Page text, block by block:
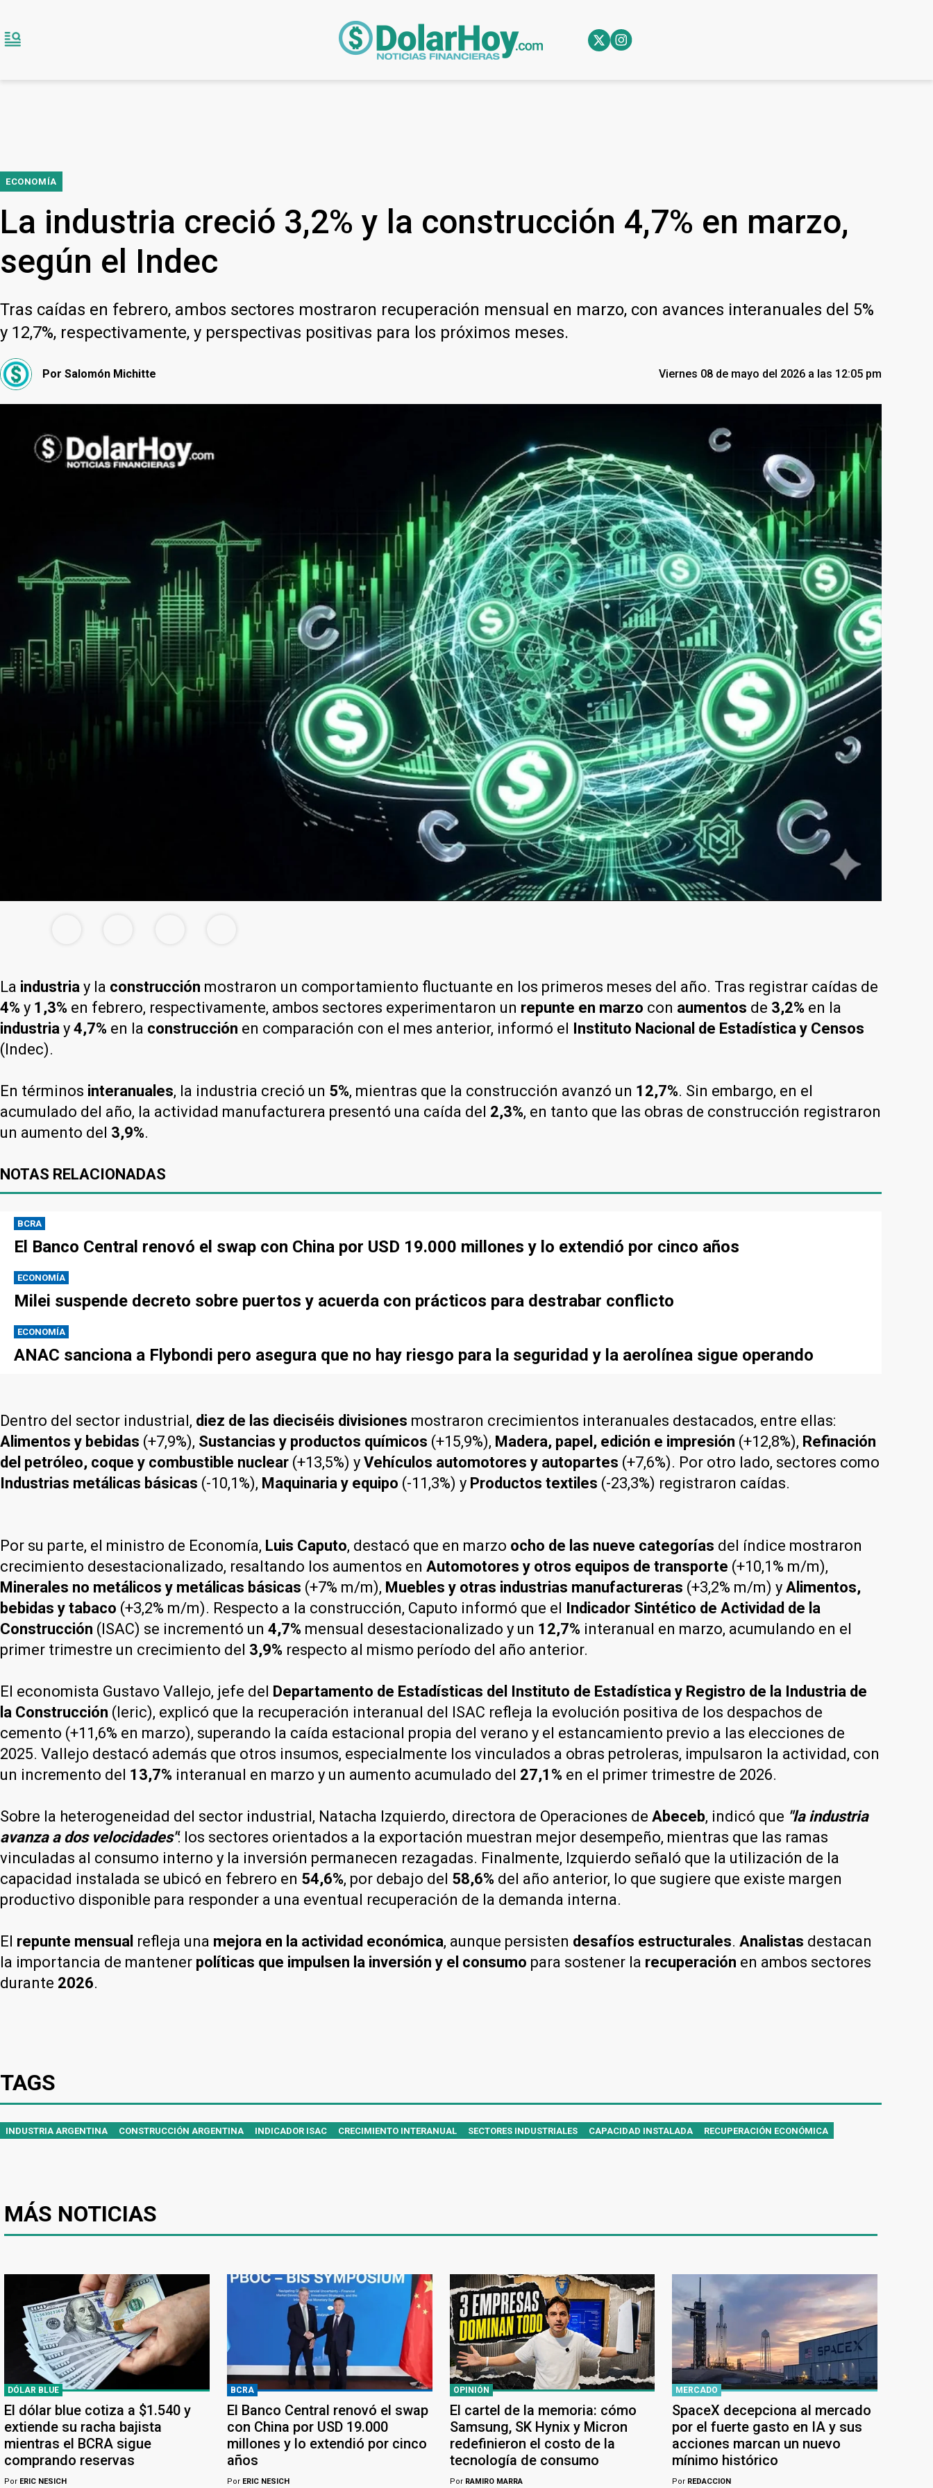
ECONOMÍA
La industria creció 3,2% y la construcción 4,7% en marzo,
según el Indec
Tras caídas en febrero, ambos sectores mostraron recuperación mensual en marzo, con avances interanuales del 5%
y 12,7%, respectivamente, y perspectivas positivas para los próximos meses.
Por Salomón Michitte Viernes 08 de mayo del 2026 a las 12:05 pm
La industria y la construcción mostraron un comportamiento fluctuante en los primeros meses del año. Tras registrar caídas de
4% y 1,3% en febrero, respectivamente, ambos sectores experimentaron un repunte en marzo con aumentos de 3,2% en la
industria y 4,7% en la construcción en comparación con el mes anterior, informó el Instituto Nacional de Estadística y Censos
(Indec).
En términos interanuales, la industria creció un 5%, mientras que la construcción avanzó un 12,7%. Sin embargo, en el
acumulado del año, la actividad manufacturera presentó una caída del 2,3%, en tanto que las obras de construcción registraron
un aumento del 3,9%.
NOTAS RELACIONADAS
BCRA
El Banco Central renovó el swap con China por USD 19.000 millones y lo extendió por cinco años
ECONOMÍA
Milei suspende decreto sobre puertos y acuerda con prácticos para destrabar conflicto
ECONOMÍA
ANAC sanciona a Flybondi pero asegura que no hay riesgo para la seguridad y la aerolínea sigue operando
Dentro del sector industrial, diez de las dieciséis divisiones mostraron crecimientos interanuales destacados, entre ellas:
Alimentos y bebidas (+7,9%), Sustancias y productos químicos (+15,9%), Madera, papel, edición e impresión (+12,8%), Refinación
del petróleo, coque y combustible nuclear (+13,5%) y Vehículos automotores y autopartes (+7,6%). Por otro lado, sectores como
Industrias metálicas básicas (-10,1%), Maquinaria y equipo (-11,3%) y Productos textiles (-23,3%) registraron caídas.
Por su parte, el ministro de Economía, Luis Caputo, destacó que en marzo ocho de las nueve categorías del índice mostraron
crecimiento desestacionalizado, resaltando los aumentos en Automotores y otros equipos de transporte (+10,1% m/m),
Minerales no metálicos y metálicas básicas (+7% m/m), Muebles y otras industrias manufactureras (+3,2% m/m) y Alimentos,
bebidas y tabaco (+3,2% m/m). Respecto a la construcción, Caputo informó que el Indicador Sintético de Actividad de la
Construcción (ISAC) se incrementó un 4,7% mensual desestacionalizado y un 12,7% interanual en marzo, acumulando en el
primer trimestre un crecimiento del 3,9% respecto al mismo período del año anterior.
El economista Gustavo Vallejo, jefe del Departamento de Estadísticas del Instituto de Estadística y Registro de la Industria de
la Construcción (Ieric), explicó que la recuperación interanual del ISAC refleja la evolución positiva de los despachos de
cemento (+11,6% en marzo), superando la caída estacional propia del verano y el estancamiento previo a las elecciones de
2025. Vallejo destacó además que otros insumos, especialmente los vinculados a obras petroleras, impulsaron la actividad, con
un incremento del 13,7% interanual en marzo y un aumento acumulado del 27,1% en el primer trimestre de 2026.
Sobre la heterogeneidad del sector industrial, Natacha Izquierdo, directora de Operaciones de Abeceb, indicó que "la industria
avanza a dos velocidades": los sectores orientados a la exportación muestran mejor desempeño, mientras que las ramas
vinculadas al consumo interno y la inversión permanecen rezagadas. Finalmente, Izquierdo señaló que la utilización de la
capacidad instalada se ubicó en febrero en 54,6%, por debajo del 58,6% del año anterior, lo que sugiere que existe margen
productivo disponible para responder a una eventual recuperación de la demanda interna.
El repunte mensual refleja una mejora en la actividad económica, aunque persisten desafíos estructurales. Analistas destacan
la importancia de mantener políticas que impulsen la inversión y el consumo para sostener la recuperación en ambos sectores
durante 2026.
TAGS
INDUSTRIA ARGENTINA CONSTRUCCIÓN ARGENTINA INDICADOR ISAC CRECIMIENTO INTERANUAL SECTORES INDUSTRIALES CAPACIDAD INSTALADA RECUPERACIÓN ECONÓMICA
MÁS NOTICIAS
DÓLAR BLUE
El dólar blue cotiza a $1.540 y
extiende su racha bajista
mientras el BCRA sigue
comprando reservas
Por ERIC NESICH
BCRA
El Banco Central renovó el swap
con China por USD 19.000
millones y lo extendió por cinco
años
PorERIC NESICH
OPINIÓN
El cartel de la memoria: cómo
Samsung, SK Hynix y Micron
redefinieron el costo de la
tecnología de consumo
PorRAMIRO MARRA
MERCADO
SpaceX decepciona al mercado
por el fuerte gasto en IA y sus
acciones marcan un nuevo
mínimo histórico
Por REDACCION